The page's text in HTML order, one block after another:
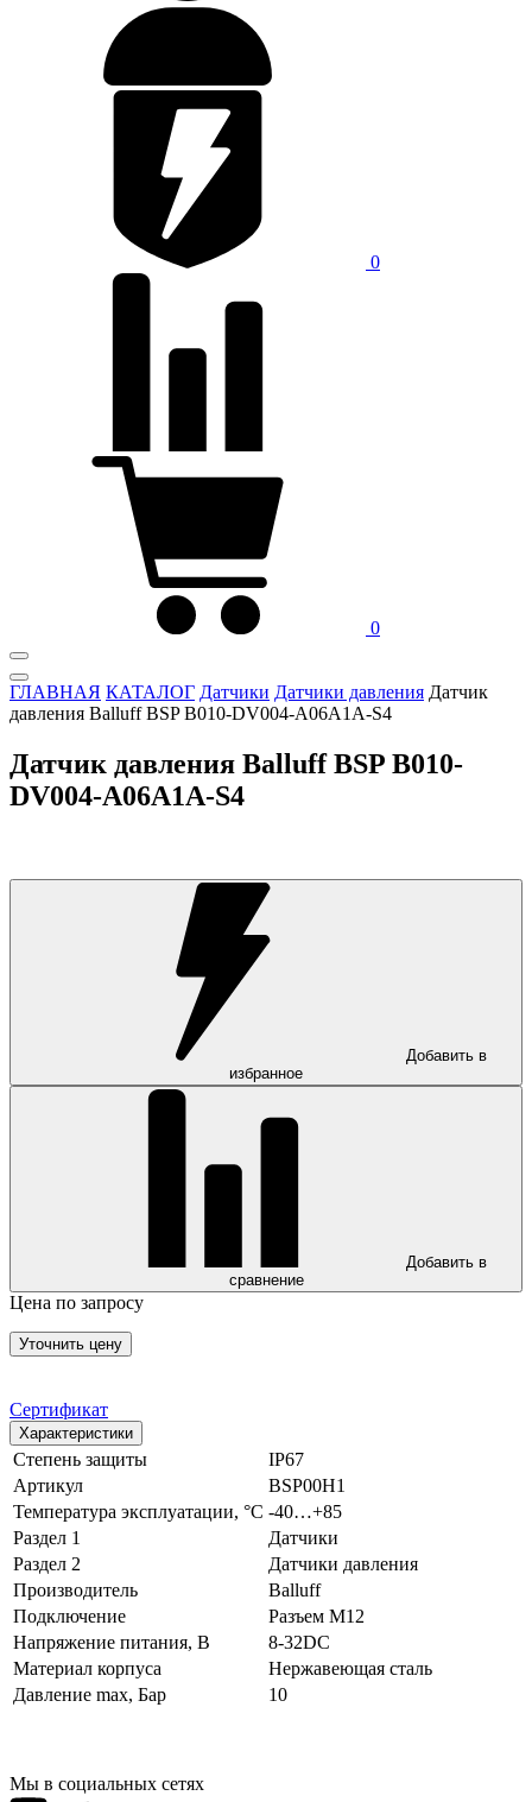
0
0
ГЛАВНАЯ КАТАЛОГ Датчики Датчики давления Датчик
давления Balluff BSP B010-DV004-A06A1A-S4
Датчик давления Balluff BSP B010-
DV004-A06A1A-S4
Добавить в
избранное
Добавить в
сравнение
Цена по запросу
Уточнить цену
Сертификат
Характеристики
Степень защиты
IP67
Артикул
BSP00H1
Температура эксплуатации, °С -40…+85
Раздел 1
Датчики
Раздел 2
Датчики давления
Производитель
Balluff
Подключение
Разъем M12
Напряжение питания, В
8-32DC
Материал корпуса
Нержавеющая сталь
Давление max, Бар
10
Мы в социальных сетях